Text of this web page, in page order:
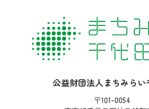
社名：
公益財団法人まちみらい
住所：
〒101-0054